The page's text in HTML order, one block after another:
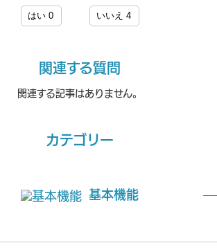
はい0 いいえ4
関連する質問
関連する記事はありません。
カテゴリー
基本機能